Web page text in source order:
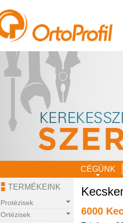
CÉGÜNK
TERMÉKEINK
Protézisek
Ortézisek
6000